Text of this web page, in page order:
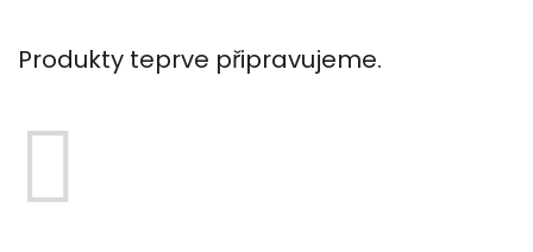
Produkty teprve připravujeme.